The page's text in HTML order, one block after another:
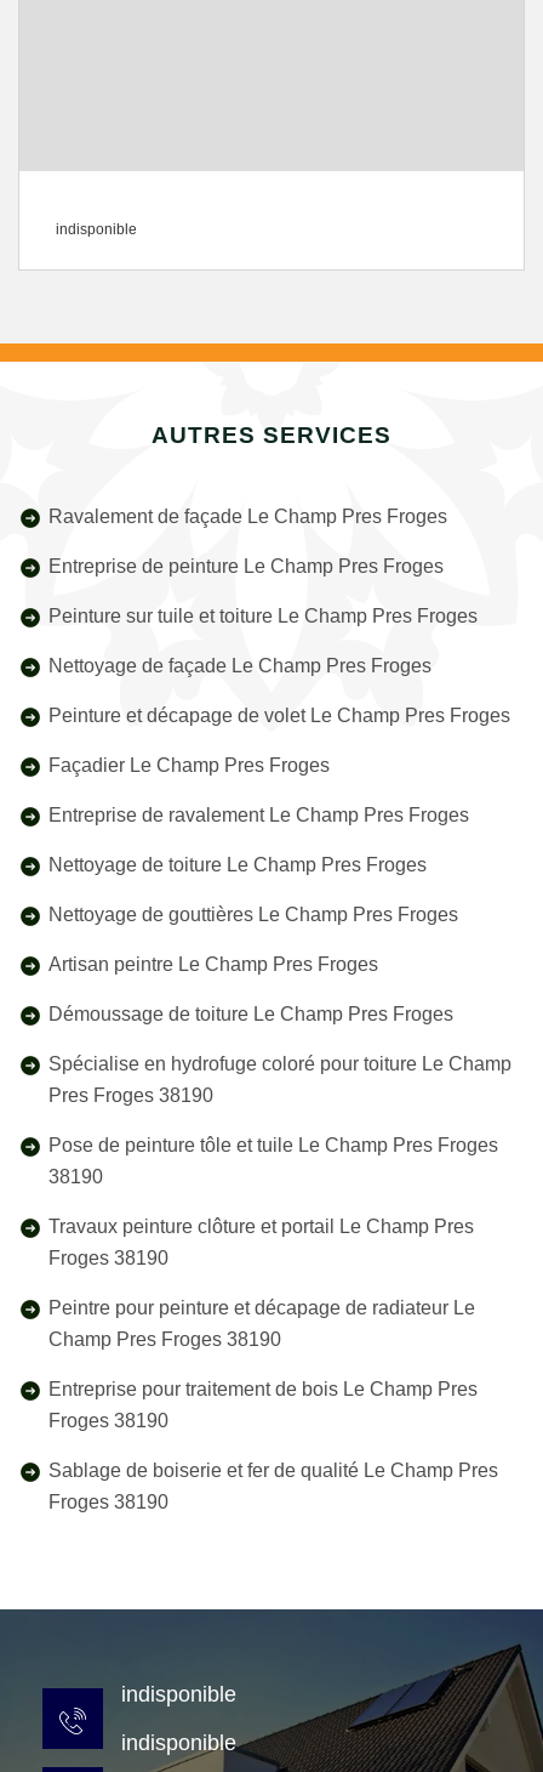
indisponible
AUTRES SERVICES
Ravalement de façade Le Champ Pres Froges
Entreprise de peinture Le Champ Pres Froges
Peinture sur tuile et toiture Le Champ Pres Froges
Nettoyage de façade Le Champ Pres Froges
Peinture et décapage de volet Le Champ Pres Froges
Façadier Le Champ Pres Froges
Entreprise de ravalement Le Champ Pres Froges
Nettoyage de toiture Le Champ Pres Froges
Nettoyage de gouttières Le Champ Pres Froges
Artisan peintre Le Champ Pres Froges
Démoussage de toiture Le Champ Pres Froges
Spécialise en hydrofuge coloré pour toiture Le Champ
Pres Froges 38190
Pose de peinture tôle et tuile Le Champ Pres Froges
38190
Travaux peinture clôture et portail Le Champ Pres
Froges 38190
Peintre pour peinture et décapage de radiateur Le
Champ Pres Froges 38190
Entreprise pour traitement de bois Le Champ Pres
Froges 38190
Sablage de boiserie et fer de qualité Le Champ Pres
Froges 38190
indisponible
indisponible